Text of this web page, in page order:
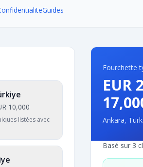
Guides
10,000
listées avec
Fourchette
EUR
Ankara,
Basé sur 3